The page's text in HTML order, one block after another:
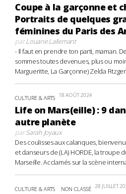
Coupe à la garçonne et
Portraits de quelques
féminines du Paris des
parLouane Lallemant
- Il faut en prendre ton parti, maman.
sommes toutes devenues, plus ou
Margueritte, La Garçonne) Zelda
CULTURE & ARTS 18 AOÛT 2024
Life on Mars(eille) : 9
autre planète
parSarah Joyaux
Des coulisses aux calanques,
et danseurs de (LA) HORDE, la troupe
Marseille. Acclamés sur la scène
CULTURE & ARTS NON CLASSÉ 28 JUILLET